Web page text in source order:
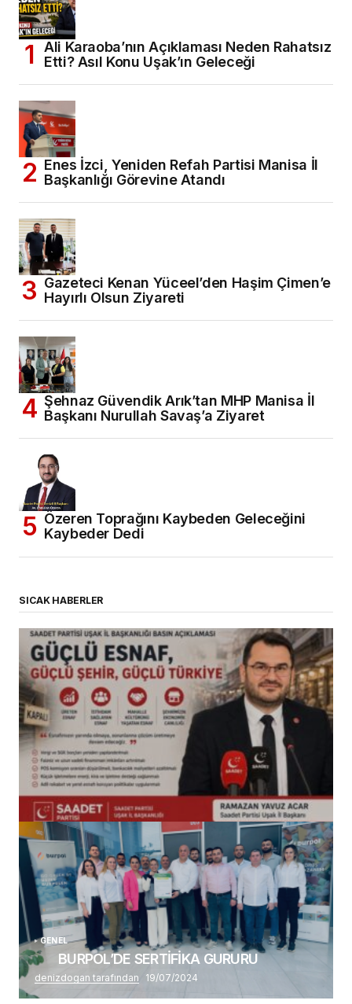
Ali Karaoba’nın Açıklaması Neden Rahatsız
Etti? Asıl Konu Uşak’ın Geleceği
Enes İzci, Yeniden Refah Partisi Manisa İl
Başkanlığı Görevine Atandı
Gazeteci Kenan Yüceel’den Haşim Çimen’e
Hayırlı Olsun Ziyareti
Şehnaz Güvendik Arık’tan MHP Manisa İl
Başkanı Nurullah Savaş’a Ziyaret
Özeren Toprağını Kaybeden Geleceğini
Kaybeder Dedi
SICAK HABERLER
(başlıksız)
Alaattin Karahan tarafından 14/07/2026
GENEL
BURPOL’DE SERTİFİKA GURURU
denizdogan tarafından 19/07/2024